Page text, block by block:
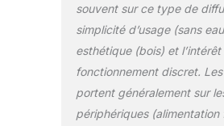
Fonctionnement
dB) avec 2 modes
(fort/léger) + 3
automatique (30/
jour/nuit Magnifique
- Compact, élégant
souvent sur ce type de
simplicité d’usage (sans
esthétique (bois) et l’intérêt
fonctionnement discret.
portent généralement sur
périphériques (alimentation